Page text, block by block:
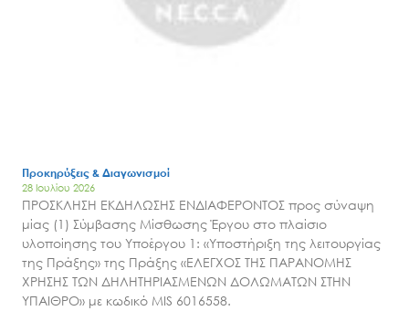
Προκηρύξεις & Διαγωνισμοί
28 Ιουλίου 2026
ΠΡΟΣΚΛΗΣΗ ΕΚΔΗΛΩΣΗΣ ΕΝΔΙΑΦΕΡΟΝΤΟΣ προς σύναψη
μίας (1) Σύμβασης Μίσθωσης Έργου στο πλαίσιο
υλοποίησης του Υποέργου 1: «Υποστήριξη της λειτουργίας
της Πράξης» της Πράξης «ΕΛΕΓΧΟΣ ΤΗΣ ΠΑΡΑΝΟΜΗΣ
ΧΡΗΣΗΣ ΤΩΝ ΔΗΛΗΤΗΡΙΑΣΜΕΝΩΝ ΔΟΛΩΜΑΤΩΝ ΣΤΗΝ
ΥΠΑΙΘΡΟ» με κωδικό MIS 6016558.